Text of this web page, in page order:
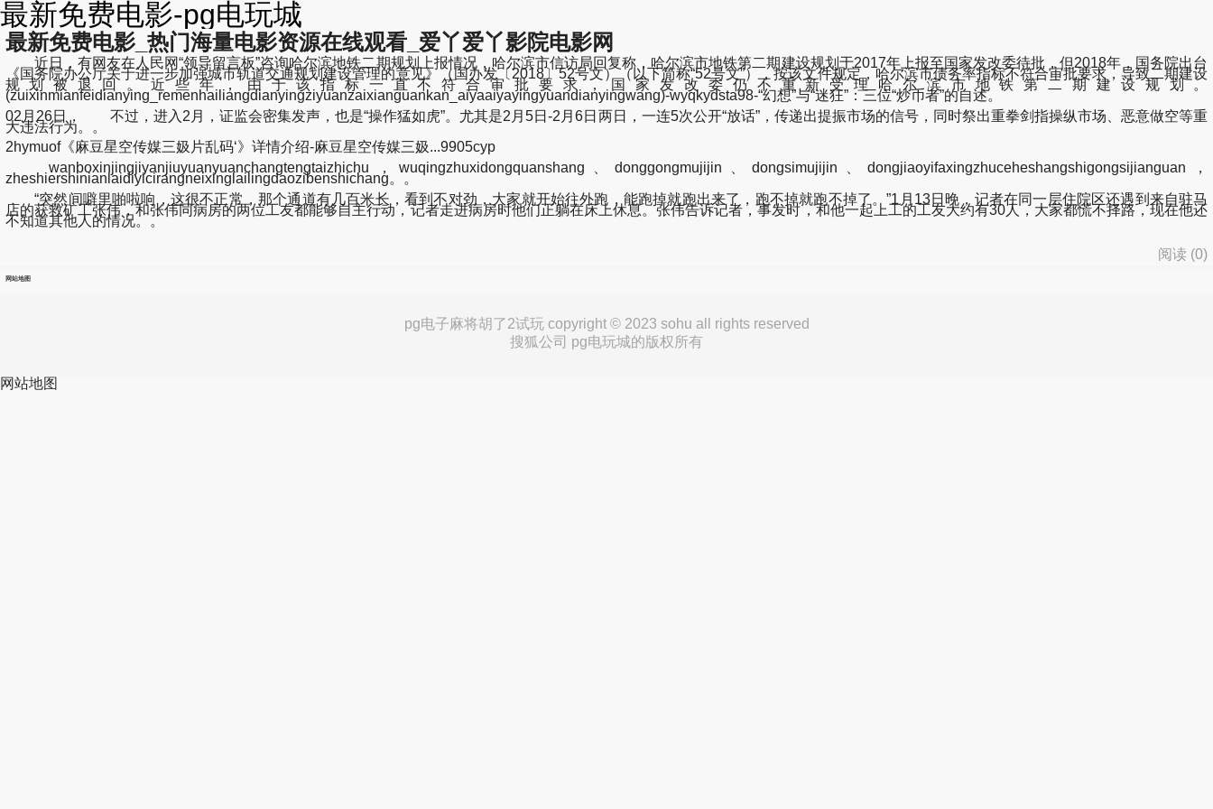
最新免费电影-pg电玩城
最新免费电影_热门海量电影资源在线观看_爱丫爱丫影院电影网
近日，有网友在人民网“领导留言板”咨询哈尔滨地铁二期规划上报情况，哈尔滨市信访局回复称，哈尔滨市地铁第二期建设规划于2017年上报至国家发改委待批，但2018年，国务院出台
《国务院办公厅关于进一步加强城市轨道交通规划建设管理的意见》（国办发〔2018〕52号文）（以下简称“52号文”），按该文件规定，哈尔滨市债务率指标不符合审批要求，导致二期建设
规划被退回。近些年，由于该指标一直不符合审批要求，国家发改委仍不重新受理哈尔滨市地铁第二期建设规划。
(zuixinmianfeidianying_remenhailiangdianyingziyuanzaixianguankan_aiyaaiyayingyuandianyingwang)-wyqkydsta98-“幻想”与“迷狂”：三位“炒币者”的自述。
02月26日， 不过，进入2月，证监会密集发声，也是“操作猛如虎”。尤其是2月5日-2月6日两日，一连5次公开“放话”，传递出提振市场的信号，同时祭出重拳剑指操纵市场、恶意做空等重
大违法行为。。
2hymuof《麻豆星空传媒三㚫片乱码‘》详情介绍-麻豆星空传媒三㚫...9905cyp
wanboxinjingjiyanjiuyuanyuanchangtengtaizhichu，wuqingzhuxidongquanshang、donggongmujijin、dongsimujijin、dongjiaoyifaxingzhuceheshangshigongsijianguan，
zheshiershinianlaidiyicirangneixinglailingdaozibenshichang。。
“突然间噼里啪啦响，这很不正常，那个通道有几百米长，看到不对劲，大家就开始往外跑，能跑掉就跑出来了，跑不掉就跑不掉了。”1月13日晚，记者在同一层住院区还遇到来自驻马
店的获救矿工张伟，和张伟同病房的两位工友都能够自主行动，记者走进病房时他们正躺在床上休息。张伟告诉记者，事发时，和他一起上工的工友大约有30人，大家都慌不择路，现在他还
不知道其他人的情况。。
阅读 (0)
网站地图
pg电子麻将胡了2试玩 copyright © 2023 sohu all rights reserved
搜狐公司 pg电玩城的版权所有
网站地图